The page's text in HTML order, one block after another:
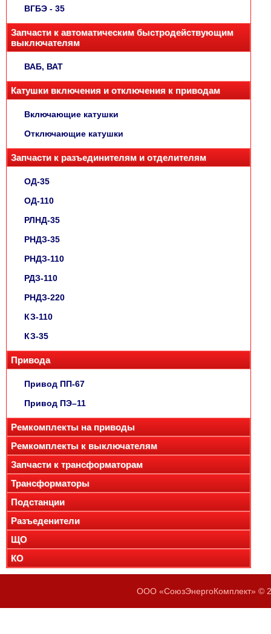
ВГБЭ - 35
Запчасти к автоматическим быстродействующим
выключателям
ВАБ, ВАТ
Катушки включения и отключения к приводам
Включающие катушки
Отключающие катушки
Запчасти к разъединителям и отделителям
ОД-35
ОД-110
РЛНД-35
РНДЗ-35
РНДЗ-110
РДЗ-110
РНДЗ-220
КЗ-110
КЗ-35
Привода
Привод ПП-67
Привод ПЭ–11
Ремкомплекты на приводы
Ремкомплекты к выключателям
Запчасти к трансформаторам
Трансформаторы
Подстанции
Разъеденители
ЩО
КО
ООО «СоюзЭнергоКомплект» ©